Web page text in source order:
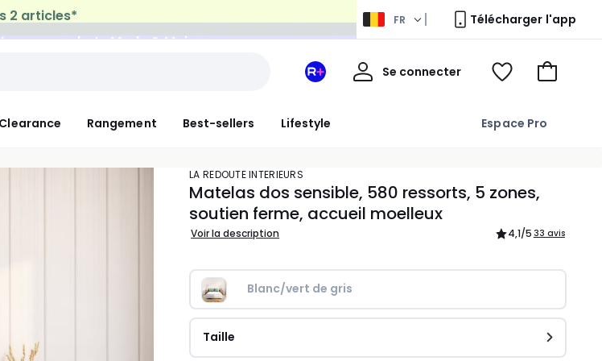
vos achats Mode & Maison FR Télécharger l'app
Rangement Best-sellers Lifestyle Espace Pro
Mon
Redoute
Se connecter
Mon
Voir
Aller
LA REDOUTE INTERIEURS
Matelas dos sensible, 580 ressorts, 5 zones,
soutien ferme, accueil moelleux
Voir la description 4,1/5 33 avis
Blanc/vert de gris
Taille